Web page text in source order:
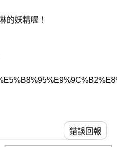
的妖精喔！
錯誤回報